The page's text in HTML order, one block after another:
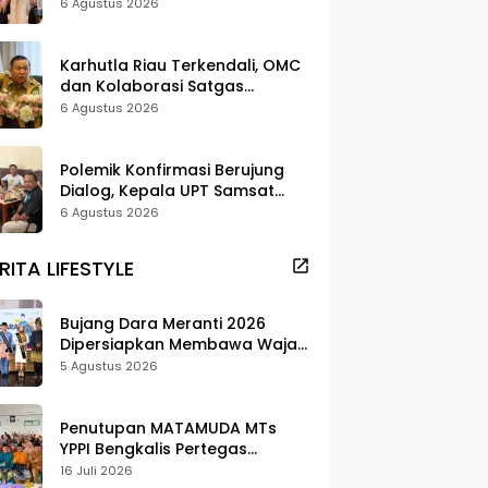
Karhutla Riau Terkendali, OMC
dan Kolaborasi Satgas
Berhasil Tekan Titik Api
6 Agustus 2026
Polemik Konfirmasi Berujung
Dialog, Kepala UPT Samsat
Bengkalis Minta Maaf
6 Agustus 2026
LIFESTYLE
Bujang Dara Meranti 2026
Dipersiapkan Membawa Wajah
Daerah ke Publik
5 Agustus 2026
Penutupan MATAMUDA MTs
YPPI Bengkalis Pertegas
Pendidikan Berbasis Adat dan
16 Juli 2026